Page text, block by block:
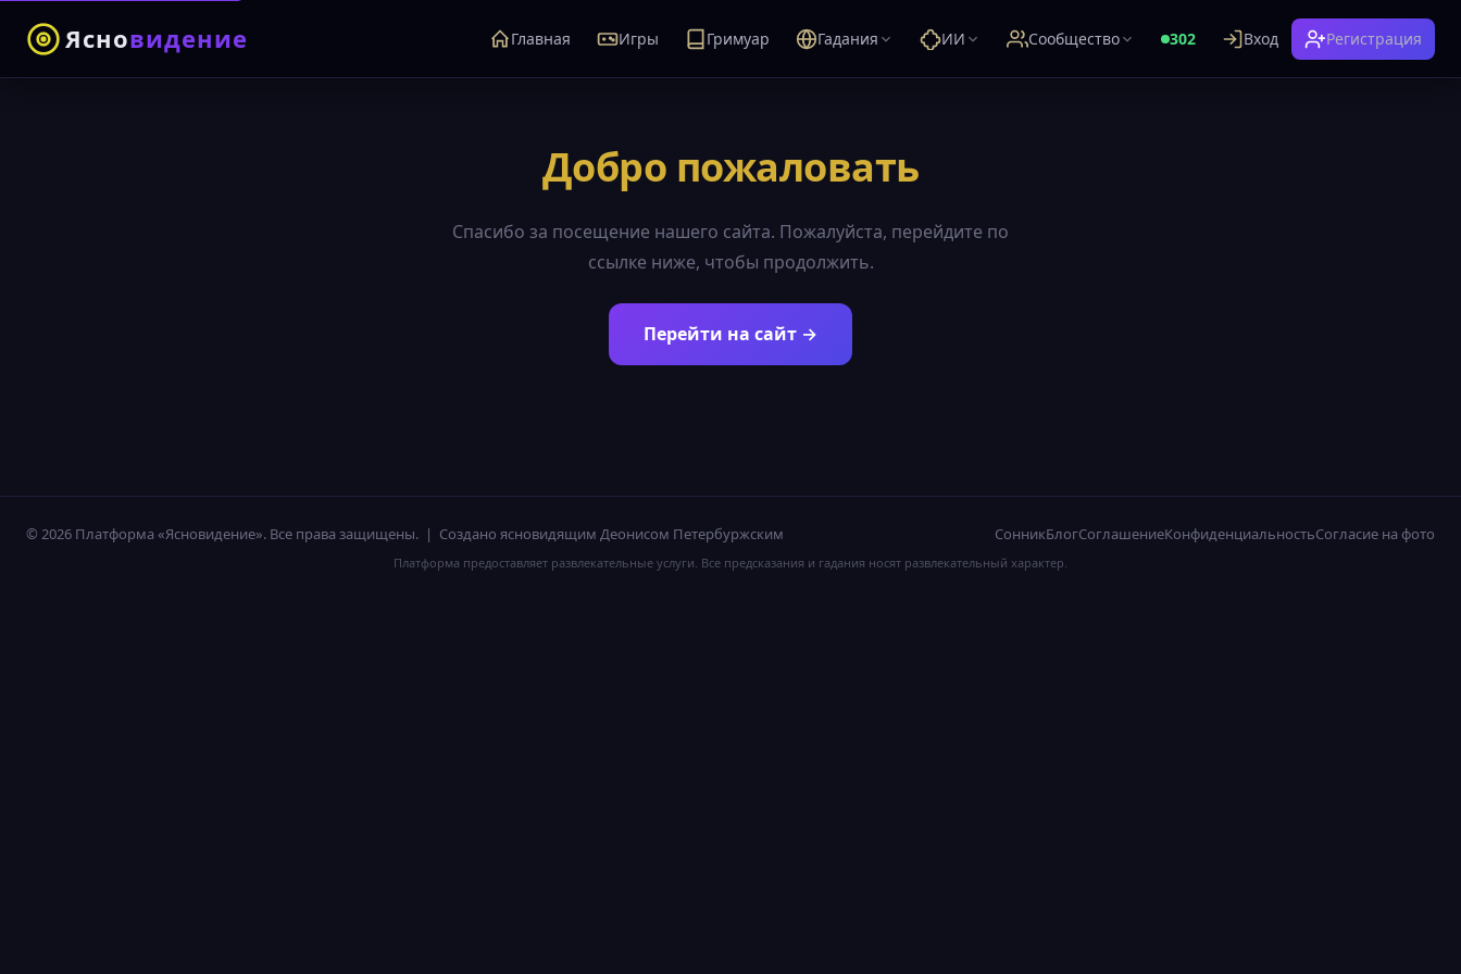
Ясновидение Главная Игры Гримуар Гадания ИИ Сообщество 302 Вход Регистрация
Добро пожаловать
Спасибо за посещение нашего сайта. Пожалуйста, перейдите по
ссылке ниже, чтобы продолжить.
Перейти на сайт →
© 2026 Платформа «Ясновидение». Все права защищены. | Создано ясновидящим Деонисом Петербуржским СонникБлогСоглашениеКонфиденциальностьСогласие на фото
Платформа предоставляет развлекательные услуги. Все предсказания и гадания носят развлекательный характер.